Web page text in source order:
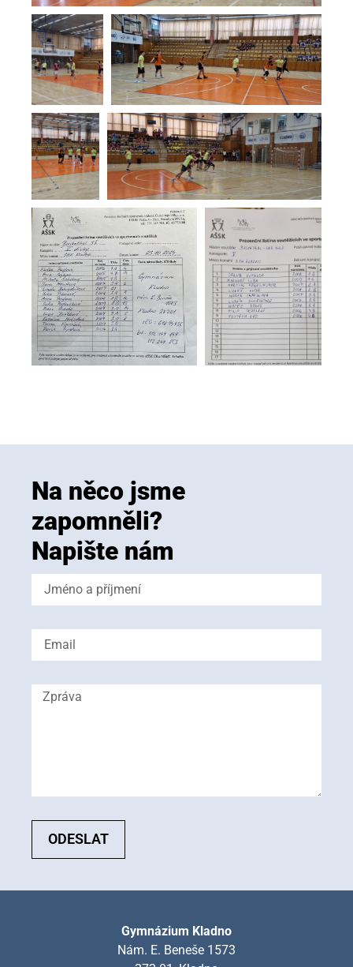
Na něco jsme
zapomněli?
Napište nám
ODESLAT
Gymnázium Kladno
Nám. E. Beneše 1573